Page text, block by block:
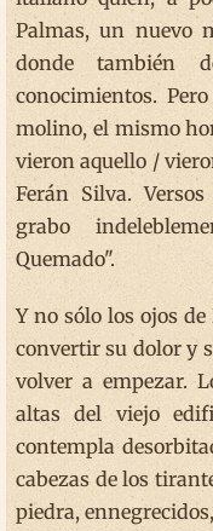
Palmas, un nuevo
donde también
conocimientos.
molino, el mismo
vieron aquello /
Ferán Silva.
grabo
Quemado".
Y no sólo los ojos
convertir su dolor y
volver a empezar.
altas del viejo
contempla
cabezas de los
piedra,